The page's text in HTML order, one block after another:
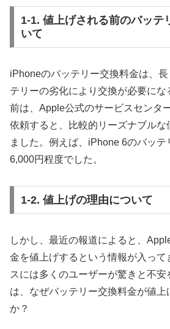
1-1. 値上げされる前のバッテ
いて
iPhoneのバッテリー交換料金は、
テリーの劣化により交換が必要にな
前は、Apple公式のサービスセンタ
依頼すると、比較的リーズナブルな
ました。例えば、iPhone 6のバッテ
6,000円程度でした。
1-2. 値上げの理由について
しかし、最近の報道によると、
金を値上げするという情報が入って
スには多くのユーザーが驚きと不
は、なぜバッテリー交換料金が値上
か？